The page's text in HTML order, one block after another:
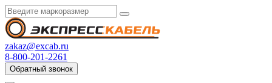
zakaz@excab.ru
8-800-201-2261
Обратный звонок